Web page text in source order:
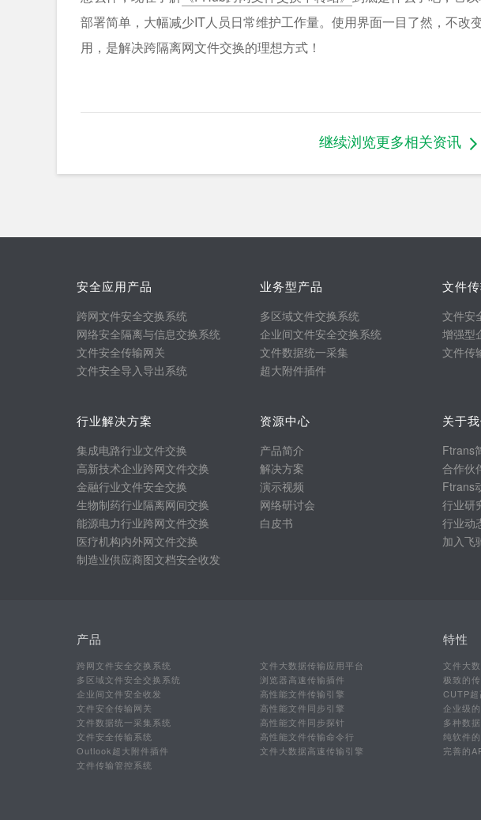
部署简单，大幅减少IT人员日常维护工作量。使用界面一目了然，不改
用，是解决跨隔离网文件交换的理想方式！
继续浏览更多相关资讯
安全应用产品
跨网文件安全交换系统
网络安全隔离与信息交换系统
文件安全传输网关
文件安全导入导出系统
业务型产品
多区域文件交换系统
企业间文件安全交换系统
文件数据统一采集
超大附件插件
文件
文件安
增强型
文件传
行业解决方案
集成电路行业文件交换
高新技术企业跨网文件交换
金融行业文件安全交换
生物制药行业隔离网间交换
能源电力行业跨网文件交换
医疗机构内外网文件交换
制造业供应商图文档安全收发
资源中心
产品简介
解决方案
演示视频
网络研讨会
白皮书
关于
Ftrans
合作伙
Ftrans
行业研
行业动
加入飞
产品
跨网文件安全交换系统
多区域文件安全交换系统
企业间文件安全收发
文件安全传输网关
文件数据统一采集系统
文件安全传输系统
Outlook超大附件插件
文件传输管控系统
文件大数据传输应用平台
浏览器高速传输插件
高性能文件传输引擎
高性能文件同步引擎
高性能文件同步探针
高性能文件传输命令行
文件大数据高速传输引擎
特性
文件大
极致的
CUTP超
企业级
多种数
纯软件
完善的